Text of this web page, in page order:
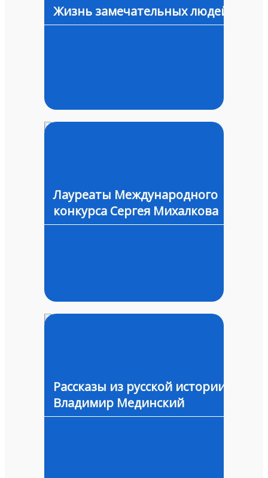
Жизнь замечательных людей
Лауреаты Международного
конкурса Сергея Михалкова
Рассказы из русской истории.
Владимир Мединский